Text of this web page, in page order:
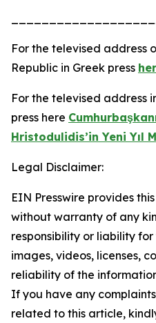
For the televised address
Republic in Greek press
For the televised address
press here
Hristodulidis’in Yeni Yıl
Legal Disclaimer:
EIN Presswire provides
without warranty of any
responsibility or liability
images, videos, licenses,
reliability of the
If you have any
related to this article,